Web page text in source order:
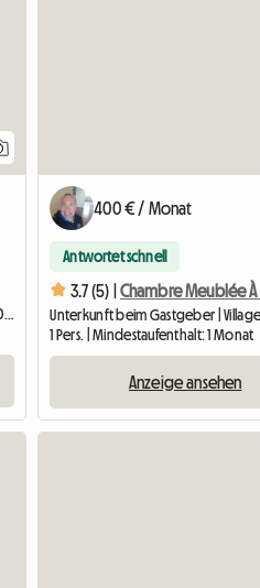
400 € / Monat
Antwortet schnell
3.7 (5) |
1 Pers. | Mindestaufenthalt: 1 Monat
Anzeige ansehen